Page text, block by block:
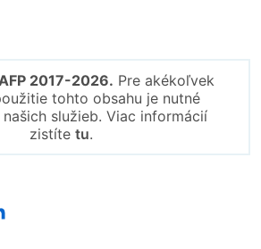
2017-2026. Pre akékoľvek
tohto obsahu je nutné
služieb. Viac informácií
zistíte tu.